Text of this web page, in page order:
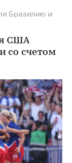
Бразилию и
США
со счетом